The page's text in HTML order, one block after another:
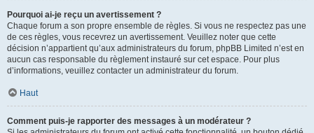
Pourquoi ai-je reçu un avertissement ?
Chaque forum a son propre ensemble de règles. Si vous ne respectez pas une
de ces règles, vous recevrez un avertissement. Veuillez noter que cette
décision n’appartient qu’aux administrateurs du forum, phpBB Limited n’est en
aucun cas responsable du règlement instauré sur cet espace. Pour plus
d’informations, veuillez contacter un administrateur du forum.
Haut
Comment puis-je rapporter des messages à un modérateur ?